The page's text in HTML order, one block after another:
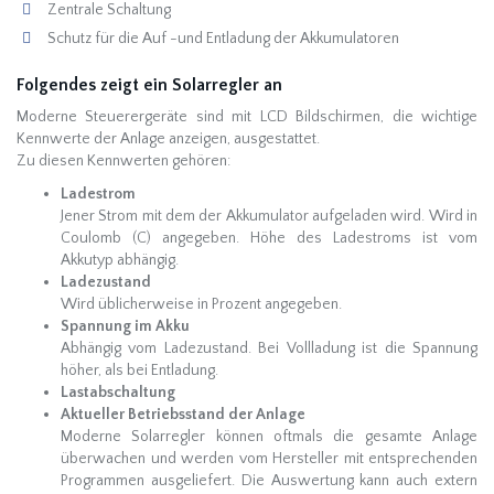
Zentrale Schaltung
Schutz für die Auf -und Entladung der Akkumulatoren
Folgendes zeigt ein Solarregler an
Moderne Steuerergeräte sind mit LCD Bildschirmen, die wichtige
Kennwerte der Anlage anzeigen, ausgestattet.
Zu diesen Kennwerten gehören:
Ladestrom
Jener Strom mit dem der Akkumulator aufgeladen wird. Wird in
Coulomb (C) angegeben. Höhe des Ladestroms ist vom
Akkutyp abhängig.
Ladezustand
Wird üblicherweise in Prozent angegeben.
Spannung im Akku
Abhängig vom Ladezustand. Bei Vollladung ist die Spannung
höher, als bei Entladung.
Lastabschaltung
Aktueller Betriebsstand der Anlage
Moderne Solarregler können oftmals die gesamte Anlage
überwachen und werden vom Hersteller mit entsprechenden
Programmen ausgeliefert. Die Auswertung kann auch extern